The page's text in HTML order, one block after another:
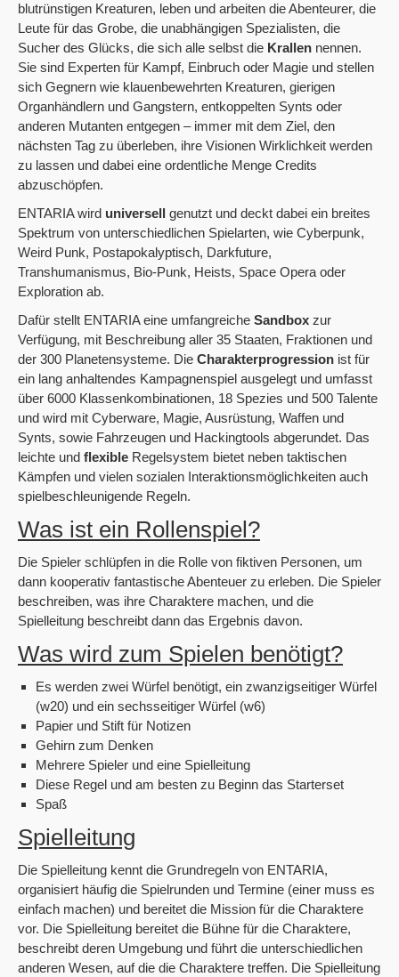
blutrünstigen Kreaturen, leben und arbeiten die Abenteurer, die
Leute für das Grobe, die unabhängigen Spezialisten, die
Sucher des Glücks, die sich alle selbst die Krallen nennen.
Sie sind Experten für Kampf, Einbruch oder Magie und stellen
sich Gegnern wie klauenbewehrten Kreaturen, gierigen
Organhändlern und Gangstern, entkoppelten Synts oder
anderen Mutanten entgegen – immer mit dem Ziel, den
nächsten Tag zu überleben, ihre Visionen Wirklichkeit werden
zu lassen und dabei eine ordentliche Menge Credits
abzuschöpfen.
ENTARIA wird universell genutzt und deckt dabei ein breites
Spektrum von unterschiedlichen Spielarten, wie Cyberpunk,
Weird Punk, Postapokalyptisch, Darkfuture,
Transhumanismus, Bio-Punk, Heists, Space Opera oder
Exploration ab.
Dafür stellt ENTARIA eine umfangreiche Sandbox zur
Verfügung, mit Beschreibung aller 35 Staaten, Fraktionen und
der 300 Planetensysteme. Die Charakterprogression ist für
ein lang anhaltendes Kampagnenspiel ausgelegt und umfasst
über 6000 Klassenkombinationen, 18 Spezies und 500 Talente
und wird mit Cyberware, Magie, Ausrüstung, Waffen und
Synts, sowie Fahrzeugen und Hackingtools abgerundet. Das
leichte und flexible Regelsystem bietet neben taktischen
Kämpfen und vielen sozialen Interaktionsmöglichkeiten auch
spielbeschleunigende Regeln.
Was ist ein Rollenspiel?
Die Spieler schlüpfen in die Rolle von fiktiven Personen, um
dann kooperativ fantastische Abenteuer zu erleben. Die Spieler
beschreiben, was ihre Charaktere machen, und die
Spielleitung beschreibt dann das Ergebnis davon.
Was wird zum Spielen benötigt?
Es werden zwei Würfel benötigt, ein zwanzigseitiger Würfel
(w20) und ein sechsseitiger Würfel (w6)
Papier und Stift für Notizen
Gehirn zum Denken
Mehrere Spieler und eine Spielleitung
Diese Regel und am besten zu Beginn das Starterset
Spaß
Spielleitung
Die Spielleitung kennt die Grundregeln von ENTARIA,
organisiert häufig die Spielrunden und Termine (einer muss es
einfach machen) und bereitet die Mission für die Charaktere
vor. Die Spielleitung bereitet die Bühne für die Charaktere,
beschreibt deren Umgebung und führt die unterschiedlichen
anderen Wesen, auf die die Charaktere treffen. Die Spielleitung